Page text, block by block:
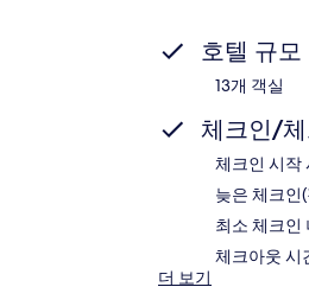
호텔 규모
13개 객실
체크인/
체크인 시작
늦은 체크인
최소 체크인
체크아웃 시
더 보기